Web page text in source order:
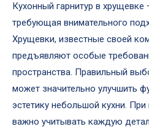
Кухонный гарнитур в хрущевке
требующая внимательного
Хрущевки, известные своей
предъявляют особые
пространства. Правильный
может значительно улучшить
эстетику небольшой кухни.
важно учитывать каждую